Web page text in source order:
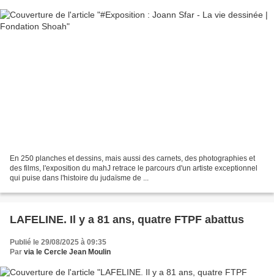
En 250 planches et dessins, mais aussi des carnets, des photographies et
des films, l'exposition du mahJ retrace le parcours d'un artiste exceptionnel
qui puise dans l'histoire du judaïsme de ...
LAFELINE. Il y a 81 ans, quatre FTPF abattus
Publié le 29/08/2025 à 09:35
Par via le Cercle Jean Moulin